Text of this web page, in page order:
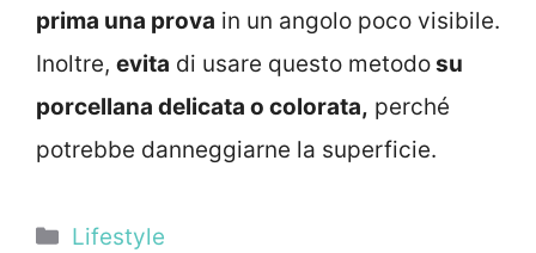
prima una prova in un angolo poco visibile.
Inoltre, evita di usare questo metodosu
porcellana delicata o colorata, perché
potrebbe danneggiarne la superficie.
Categorie
Lifestyle